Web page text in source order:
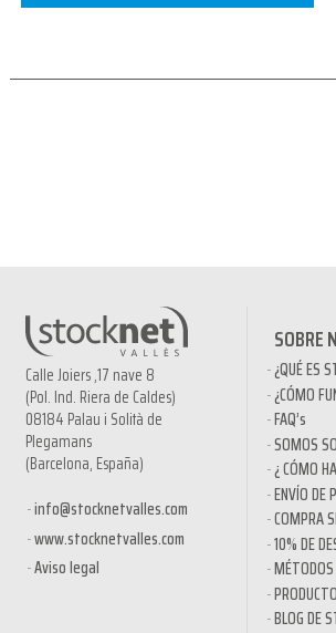
Calle Joiers ,17 nave 8
(Pol. Ind. Riera de Caldes)
08184 Palau i Solità de
Plegamans
(Barcelona, España)
info@stocknetvalles.com
www.stocknetvalles.com
Aviso legal
SOBRE
¿QUÉ ES
¿CÓMO
FAQ’s
SOMOS
¿ CÓMO
ENVÍO DE
COMPRA
10% DE
MÉTODOS
BLOG DE